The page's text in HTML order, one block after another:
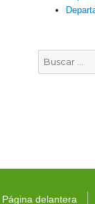
Buscar
por:
Página delantera